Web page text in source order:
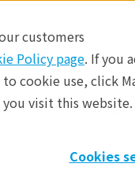
customers
Policy page. If you
cookie use, click
visit this
Cookies
参考資料